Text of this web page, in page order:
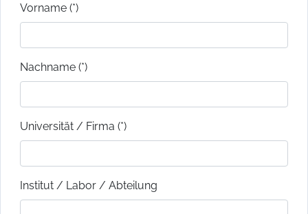
Vorname (*)
Nachname (*)
Universität / Firma (*)
Institut / Labor / Abteilung